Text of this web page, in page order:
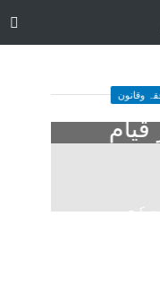
وقانون
قیام
کیجے